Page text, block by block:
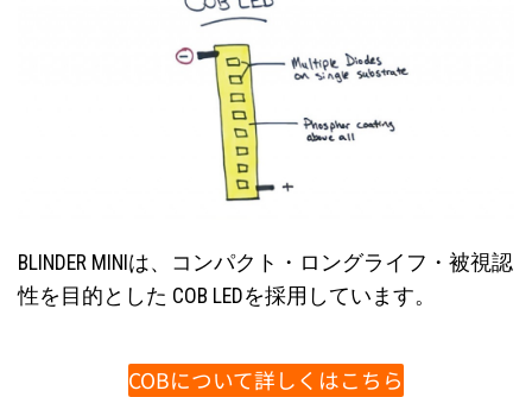
BLINDER MINIは、コンパクト・ロングライフ・被視認
性を目的とした COB LEDを採用しています。
COBについて詳しくはこちら